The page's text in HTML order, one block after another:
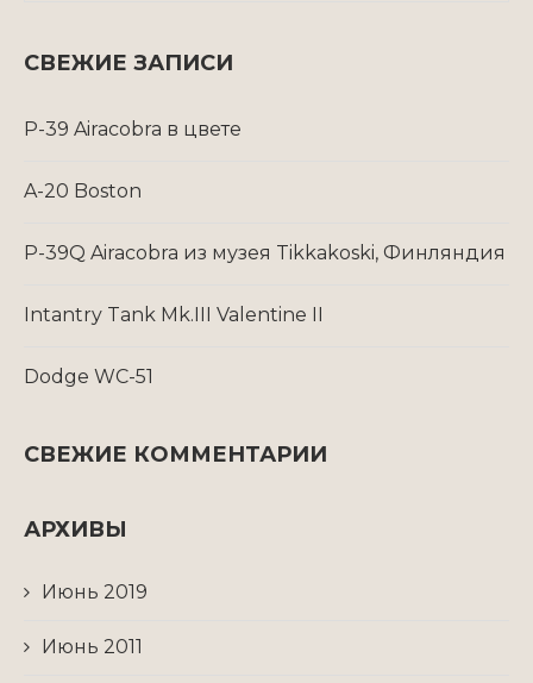
СВЕЖИЕ ЗАПИСИ
P-39 Airacobra в цвете
A-20 Boston
P-39Q Airacobra из музея Tikkakoski, Финляндия
Intantry Tank Mk.III Valentine II
Dodge WC-51
СВЕЖИЕ КОММЕНТАРИИ
АРХИВЫ
Июнь 2019
Июнь 2011